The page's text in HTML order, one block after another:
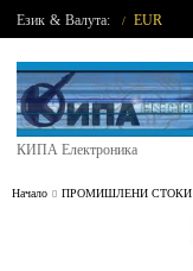
Език & Валута: / EUR
КИПА Електроника
Начало ПРОМИШЛЕНИ СТОКИ